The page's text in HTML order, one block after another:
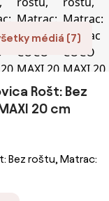
médiá (7)
Rošt: Bez
20 cm
Bez roštu, Matrac: